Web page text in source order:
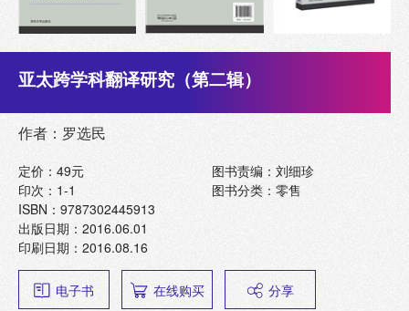
亚太跨学科翻译研究（第二辑）
作者：罗选民
定价：49元
印次：1-1
ISBN：9787302445913
出版日期：2016.06.01
印刷日期：2016.08.16
图书责编：刘细珍
图书分类：零售
电子书 在线购买 分享